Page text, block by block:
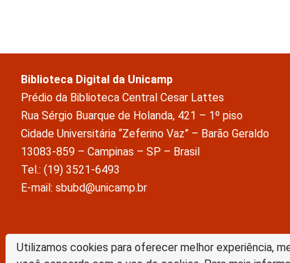
Utilizamos cookies para oferecer melhor experiência,
Biblioteca Digital da Unicamp
Prédio da Biblioteca Central Cesar Lattes
Rua Sérgio Buarque de Holanda, 421 – 1º piso
Cidade Universitária “Zeferino Vaz” – Barão Geraldo
13083-859 – Campinas – SP – Brasil
Tel.: (19) 3521-6493
E-mail: sbubd@unicamp.br
A Biblioteca Digital da Unicamp está licenciado com uma Licença
Atribuição Sem Derivações 4.0 Internacional